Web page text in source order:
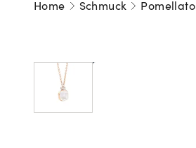
Home Schmuck Pomellato